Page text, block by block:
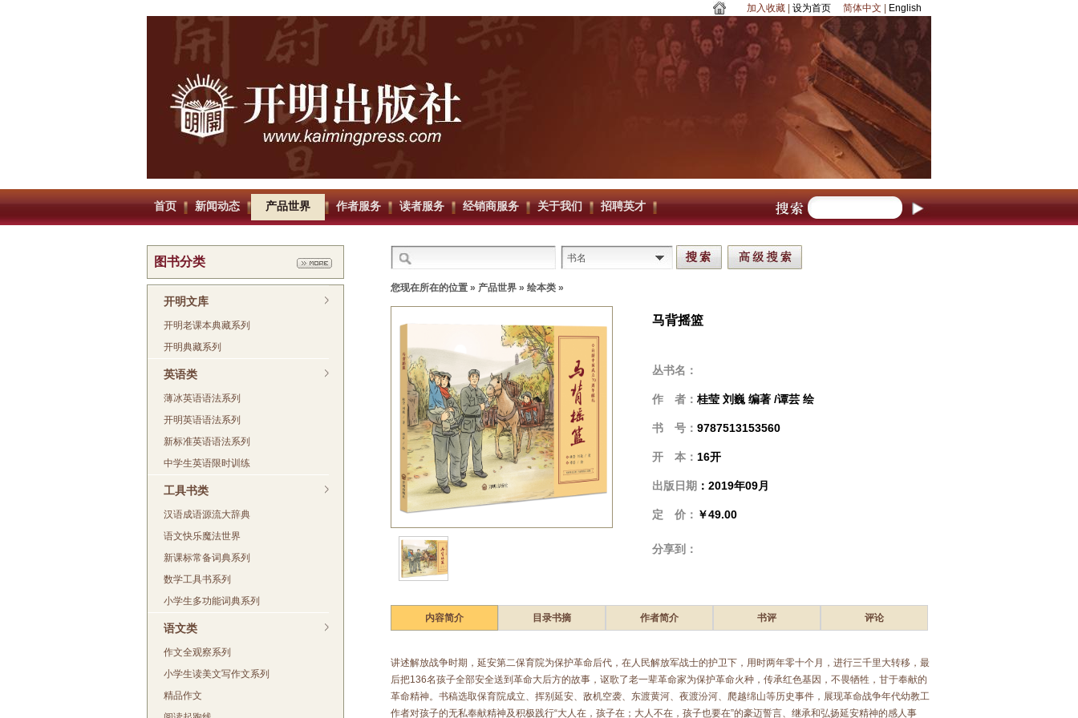
加入收藏 设为首页 简体中文 English
首页 新闻动态 产品世界 作者服务 读者服务 经销商服务 关于我们 招聘英才
图书分类
开明文库
开明老课本典藏系列
开明典藏系列
英语类
薄冰英语语法系列
开明英语语法系列
新标准英语语法系列
中学生英语限时训练
工具书类
汉语成语源流大辞典
语文快乐魔法世界
新课标常备词典系列
数学工具书系列
小学生多功能词典系列
语文类
作文全观察系列
小学生读美文写作文系列
精品作文
书名
您现在所在的位置 » 产品世界 » 绘本类 »
马背摇篮
丛书名：
作 者： 桂莹 刘巍 编著 /谭芸 绘
书 号： 9787513153560
开 本： 16开
出版日期 ：2019年09月
定 价： ￥49.00
分享到：
内容简介 目录书摘 作者简介 书评 评论
讲述解放战争时期，延安第二保育院为保护革命后代，在人民解放军战士的护卫下，用时两年零十个月，进行三千里大转移，最
后把136名孩子全部安全送到革命大后方的故事，讴歌了老一辈革命家为保护革命火种，传承红色基因，不畏牺牲，甘于奉献的
革命精神。书稿选取保育院成立、挥别延安、敌机空袭、东渡黄河、夜渡汾河、爬越绵山等历史事件，展现革命战争年代幼教工
作者对孩子的无私奉献精神及积极践行“大人在，孩子在；大人不在，孩子也要在”的豪迈誓言、继承和弘扬延安精神的感人事